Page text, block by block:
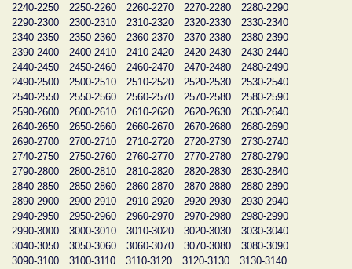
2240-2250
2250-2260 2260-2270 2270-2280
2280-2290
2290-2300
2300-2310 2310-2320 2320-2330
2330-2340
2340-2350
2350-2360 2360-2370 2370-2380
2380-2390
2390-2400
2400-2410 2410-2420 2420-2430
2430-2440
2440-2450
2450-2460 2460-2470 2470-2480
2480-2490
2490-2500
2500-2510 2510-2520 2520-2530
2530-2540
2540-2550
2550-2560 2560-2570 2570-2580
2580-2590
2590-2600
2600-2610 2610-2620 2620-2630
2630-2640
2640-2650
2650-2660 2660-2670 2670-2680
2680-2690
2690-2700
2700-2710 2710-2720 2720-2730
2730-2740
2740-2750
2750-2760 2760-2770 2770-2780
2780-2790
2790-2800
2800-2810 2810-2820 2820-2830
2830-2840
2840-2850
2850-2860 2860-2870 2870-2880
2880-2890
2890-2900
2900-2910 2910-2920 2920-2930
2930-2940
2940-2950
2950-2960 2960-2970 2970-2980
2980-2990
2990-3000
3000-3010 3010-3020 3020-3030
3030-3040
3040-3050
3050-3060 3060-3070 3070-3080
3080-3090
3090-3100
3100-3110 3110-3120 3120-3130
3130-3140